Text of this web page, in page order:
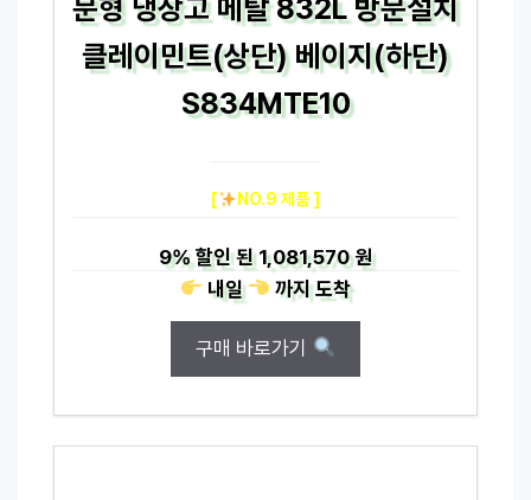
문형 냉장고 메탈 832L 방문설치
클레이민트(상단) 베이지(하단)
S834MTE10
[ NO.9 제품 ]
9%할인 된1,081,570 원
내일
까지도착
구매 바로가기